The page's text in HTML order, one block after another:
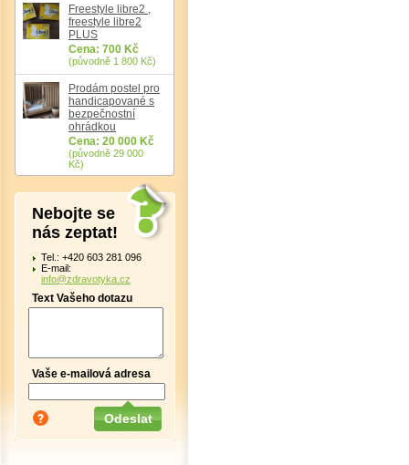
Freestyle libre2 ,
freestyle libre2
PLUS
Cena: 700 Kč
(původně 1 800 Kč)
Prodám postel pro
handicapované s
bezpečnostní
ohrádkou
Cena: 20 000 Kč
(původně 29 000
Kč)
Nebojte se
nás zeptat!
Tel.: +420 603 281 096
E-mail:
info@zdravotyka.cz
Text Vašeho dotazu
Vaše e-mailová adresa